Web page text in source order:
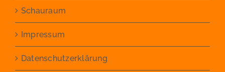
Schauraum
Impressum
Datenschutzerklärung